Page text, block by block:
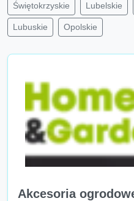
Świętokrzyskie Lubelskie
Lubuskie Opolskie
Akcesoria